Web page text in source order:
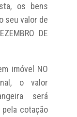
os bens
seu valor de
DE
imóvel NO
o valor
será
cotação